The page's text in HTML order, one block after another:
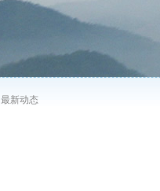
最新动态